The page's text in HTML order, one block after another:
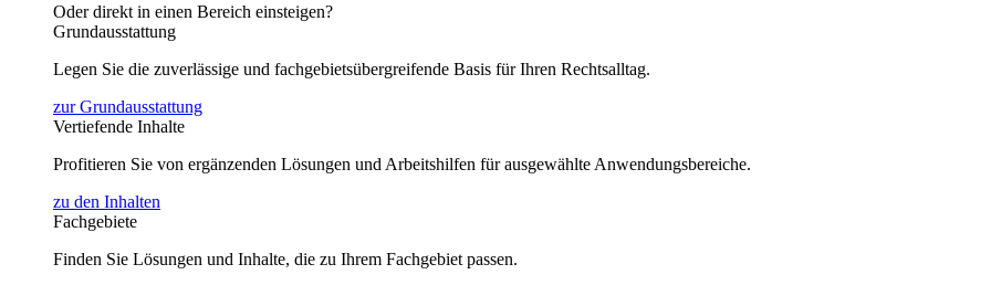
Oder direkt in einen Bereich einsteigen?
Grundausstattung
Legen Sie die zuverlässige und fachgebietsübergreifende Basis für Ihren Rechtsalltag.
zur Grundausstattung
Vertiefende Inhalte
Profitieren Sie von ergänzenden Lösungen und Arbeitshilfen für ausgewählte Anwendungsbereiche.
zu den Inhalten
Fachgebiete
Finden Sie Lösungen und Inhalte, die zu Ihrem Fachgebiet passen.